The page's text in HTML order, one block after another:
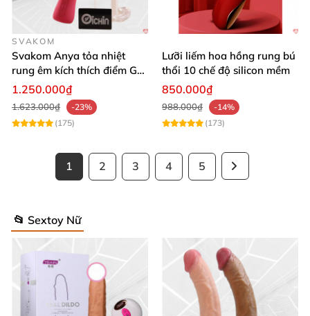
SVAKOM
Svakom Anya tỏa nhiệt
rung êm kích thích điểm G
silicon Mỹ cao cấp an toàn
1.250.000₫
1.623.000₫
-23%
(175)
Lưỡi liếm hoa hồng rung bú
thổi 10 chế độ silicon mềm
850.000₫
988.000₫
-14%
(173)
1 2 3 4 5
📂 Sextoy Nữ